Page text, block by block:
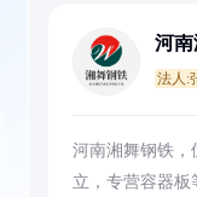
河南
法人:
河南湘舞钢铁，
立，专营容器板